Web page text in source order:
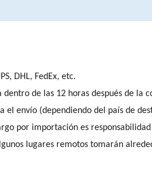
DHL, FedEx, etc.
de las 12 horas después de la
el envío (dependiendo del país de
por importación es
lugares remotos tomarán